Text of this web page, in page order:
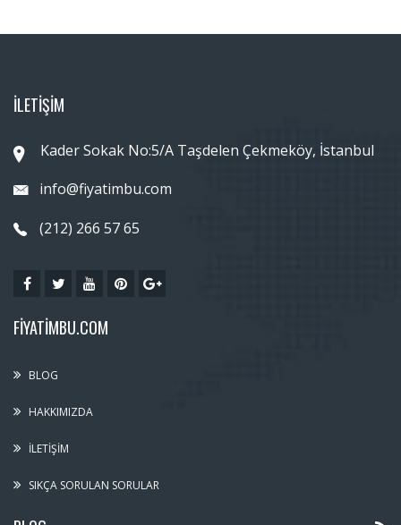
İLETİŞİM
Kader Sokak No:5/A Taşdelen Çekmeköy, İstanbul
info@fiyatimbu.com
(212) 266 57 65
FIYATIMBU.COM
BLOG
HAKKIMIZDA
İLETIŞIM
SIKÇA SORULAN SORULAR